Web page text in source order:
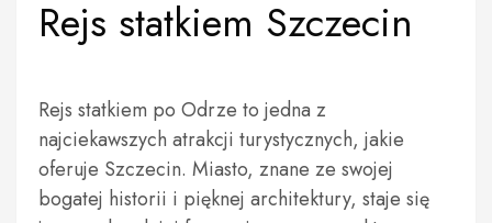
Rejs statkiem Szczecin
Rejs statkiem po Odrze to jedna z
najciekawszych atrakcji turystycznych, jakie
oferuje Szczecin. Miasto, znane ze swojej
bogatej historii i pięknej architektury, staje się